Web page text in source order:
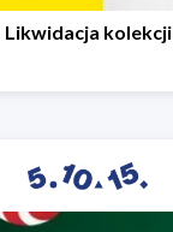
Likwidacja kolekcji